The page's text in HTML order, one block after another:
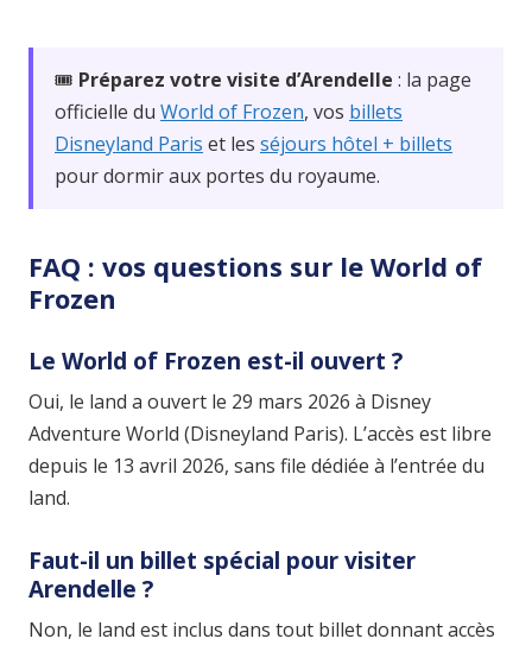
🎟️ Préparez votre visite d’Arendelle : la page
officielle du World of Frozen, vos billets
Disneyland Paris et les séjours hôtel + billets
pour dormir aux portes du royaume.
FAQ : vos questions sur le World of
Frozen
Le World of Frozen est-il ouvert ?
Oui, le land a ouvert le 29 mars 2026 à Disney
Adventure World (Disneyland Paris). L’accès est libre
depuis le 13 avril 2026, sans file dédiée à l’entrée du
land.
Faut-il un billet spécial pour visiter
Arendelle ?
Non, le land est inclus dans tout billet donnant accès